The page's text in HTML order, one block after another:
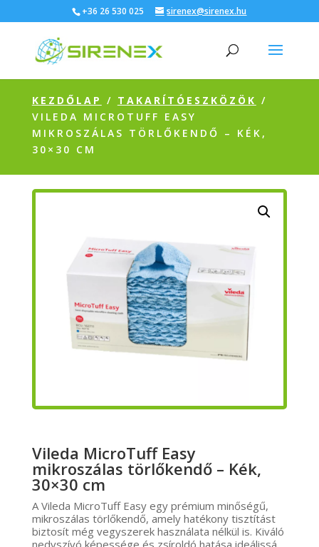
+36 26 530 025 sirenex@sirenex.hu
KEZDŐLAP / TAKARÍTÓESZKÖZÖK /
VILEDA MICROTUFF EASY
MIKROSZÁLAS TÖRLŐKENDŐ – KÉK,
30×30 CM
Vileda MicroTuff Easy
mikroszálas törlőkendő – Kék,
30×30 cm
A Vileda MicroTuff Easy egy prémium minőségű,
mikroszálas törlőkendő, amely hatékony tisztítást
biztosít még vegyszerek használata nélkül is. Kiváló